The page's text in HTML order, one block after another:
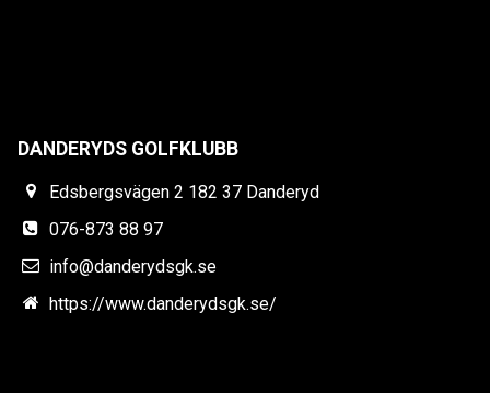
DANDERYDS GOLFKLUBB
Edsbergsvägen 2 182 37 Danderyd
076-873 88 97
info@danderydsgk.se
https://www.danderydsgk.se/